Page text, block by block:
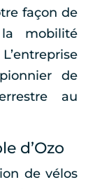
façon de
mobilité
de
au
d’Ozo
de vélos